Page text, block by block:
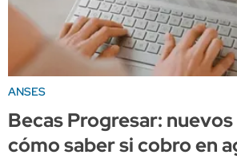
ANSES
Becas Progresar:
cómo saber si cobro en